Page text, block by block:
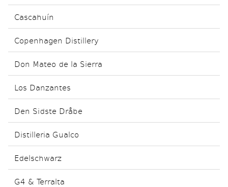
Cascahuín
Copenhagen Distillery
Don Mateo de la Sierra
Los Danzantes
Den Sidste Dråbe
Distilleria Gualco
Edelschwarz
G4 & Terralta